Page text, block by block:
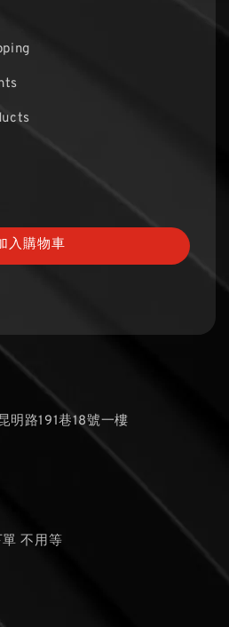
入購物車
明路191巷18號一樓
不用等